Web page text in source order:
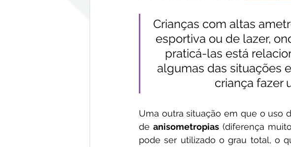
Crianças com altas
esportiva ou de lazer,
praticá-las está
algumas das situações
criança fazer
Uma outra situação em que o uso
de anisometropias (diferença
pode ser utilizado o grau total, o